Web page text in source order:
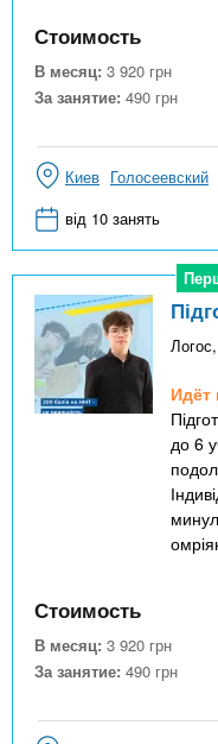
Стоимость
В месяц: 3 920 грн
За занятие: 490 грн
Киев Голосеевский
від 10 занять
Идёт
до 6
Стоимость
В месяц: 3 920 грн
За занятие: 490 грн